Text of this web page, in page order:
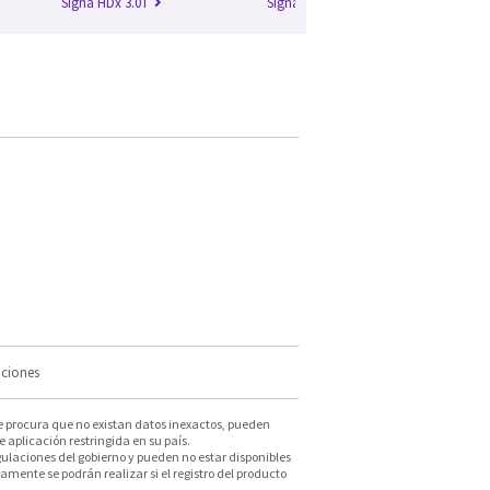
que no existan datos inexactos, pueden
aplicación restringida en su país.
del gobierno y pueden no estar disponibles
se podrán realizar si el registro del producto